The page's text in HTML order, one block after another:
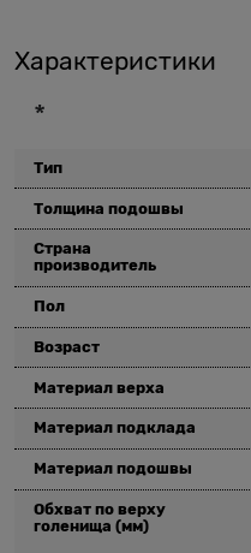
Характеристики
*
Тип
Толщина подошвы
Страна
производитель
Пол
Возраст
Материал верха
Материал подклада
Материал подошвы
Обхват по верху
голенища(мм)